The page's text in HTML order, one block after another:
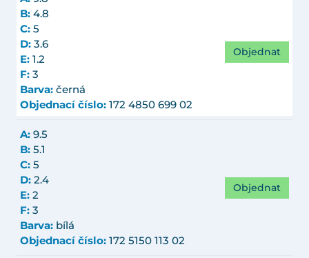
B: 4.8
C: 5
D: 3.6
E: 1.2
F: 3
Barva: černá
Objednací číslo: 172 4850 699 02
Objednat
A: 9.5
B: 5.1
C: 5
D: 2.4
E: 2
F: 3
Barva: bílá
Objednací číslo: 172 5150 113 02
Objednat